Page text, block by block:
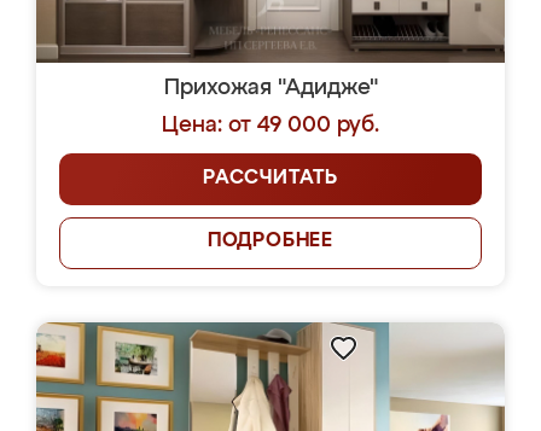
Прихожая "Адидже"
Цена: от 49 000 руб.
РАССЧИТАТЬ
ПОДРОБНЕЕ